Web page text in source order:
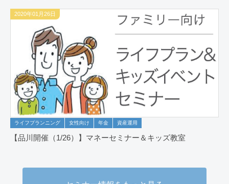
2020年01月26日
ライフプランニング 女性向け 年金 資産運用
【品川開催（1/26）】マネーセミナー＆キッズ教室